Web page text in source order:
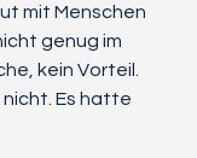
mit Menschen
genug im
kein Vorteil.
Es hatte